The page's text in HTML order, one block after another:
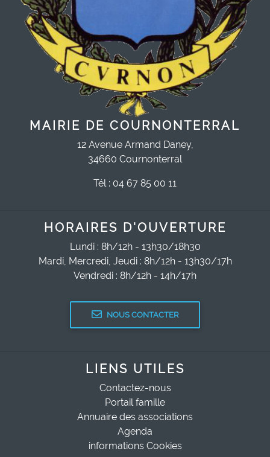
MAIRIE DE COURNONTERRAL
12 Avenue Armand Daney,
34660 Cournonterral
Tél : 04 67 85 00 11
HORAIRES D'OUVERTURE
Lundi : 8h/12h - 13h30/18h30
Mardi, Mercredi, Jeudi : 8h/12h - 13h30/17h
Vendredi : 8h/12h - 14h/17h
NOUS CONTACTER
LIENS UTILES
Contactez-nous
Portail famille
Annuaire des associations
Agenda
informations Cookies